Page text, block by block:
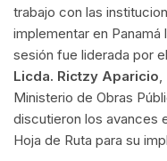
trabajo con las
implementar en
sesión fue liderada por
Licda. Rictzy Aparicio
Ministerio de Obras
discutieron los avances
Hoja de Ruta para su